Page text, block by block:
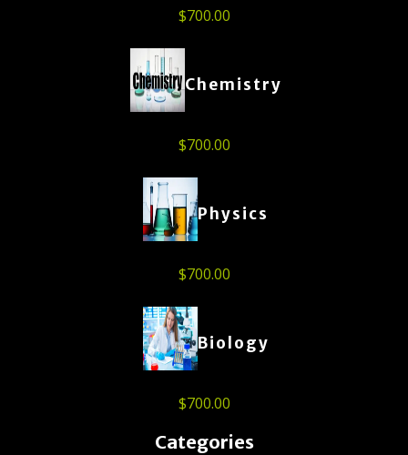
$700.00
Chemistry
$700.00
Physics
$700.00
Biology
$700.00
Categories